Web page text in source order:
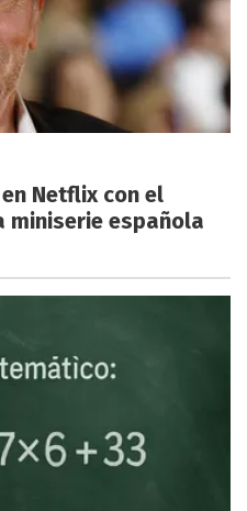
Netflix con el
miniserie española